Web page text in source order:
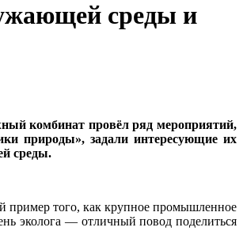
среды и
комбинат провёл ряд мероприятий,
природы», задали интересующие их
среды.
пример того, как крупное промышленное
эколога — отличный повод поделиться